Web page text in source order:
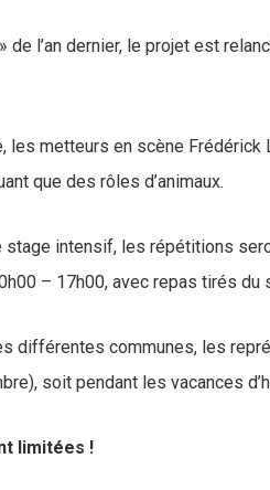
de l’an dernier, le projet est
les metteurs en scène Frédérick
que des rôles d’animaux.
intensif, les répétitions
– 17h00, avec repas tirés du
différentes communes, les
soit pendant les vacances
limitées !